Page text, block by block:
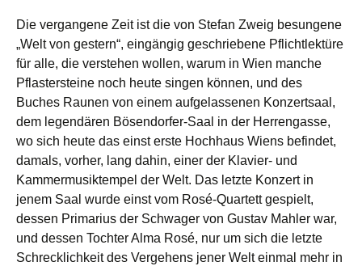
Die vergangene Zeit ist die von Stefan Zweig besungene
„Welt von gestern“, eingängig geschriebene Pflichtlektüre
für alle, die verstehen wollen, warum in Wien manche
Pflastersteine noch heute singen können, und des
Buches Raunen von einem aufgelassenen Konzertsaal,
dem legendären Bösendorfer-Saal in der Herrengasse,
wo sich heute das einst erste Hochhaus Wiens befindet,
damals, vorher, lang dahin, einer der Klavier- und
Kammermusiktempel der Welt. Das letzte Konzert in
jenem Saal wurde einst vom Rosé-Quartett gespielt,
dessen Primarius der Schwager von Gustav Mahler war,
und dessen Tochter Alma Rosé, nur um sich die letzte
Schrecklichkeit des Vergehens jener Welt einmal mehr in